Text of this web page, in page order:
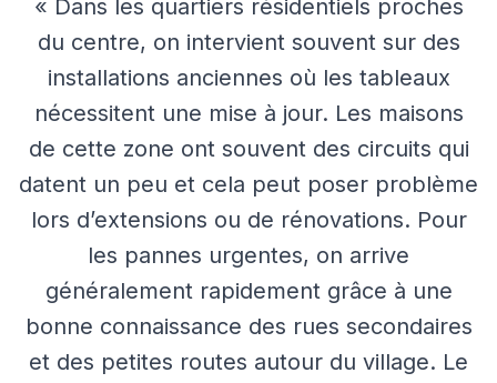
« Dans les quartiers résidentiels proches
du centre, on intervient souvent sur des
installations anciennes où les tableaux
nécessitent une mise à jour. Les maisons
de cette zone ont souvent des circuits qui
datent un peu et cela peut poser problème
lors d’extensions ou de rénovations. Pour
les pannes urgentes, on arrive
généralement rapidement grâce à une
bonne connaissance des rues secondaires
et des petites routes autour du village. Le